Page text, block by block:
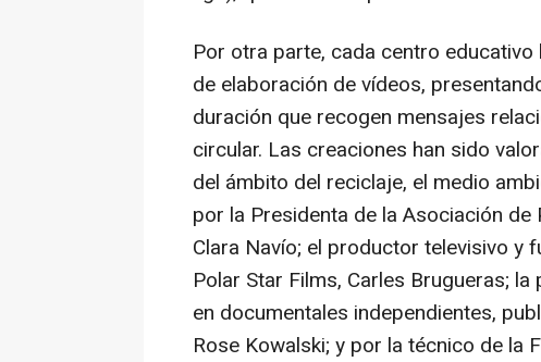
Por otra parte, cada centro
de elaboración de vídeos,
duración que recogen mensajes
circular. Las creaciones han sido
del ámbito del reciclaje, el medio
por la Presidenta de la Asociación
Clara Navío; el productor televisivo
Polar Star Films, Carles Brugueras;
en documentales independientes,
Rose Kowalski; y por la técnico de la